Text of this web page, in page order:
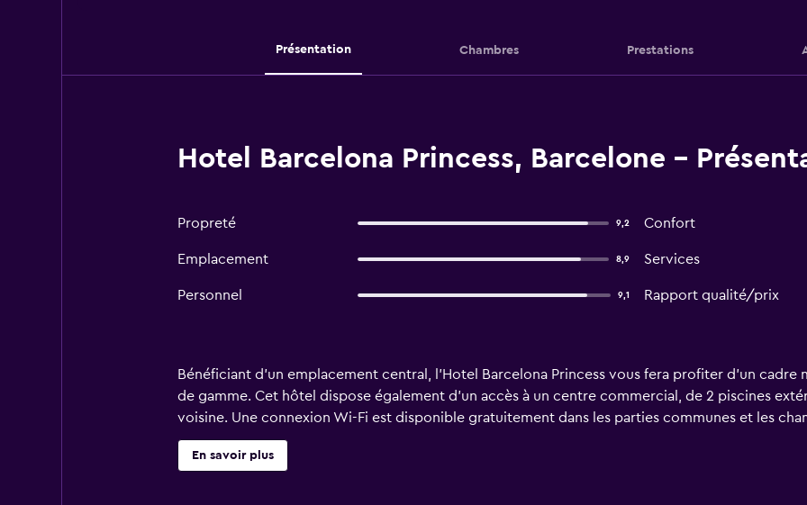
Présentation Chambres Prestations
Hotel Barcelona Princess, Barcelone -
Propreté 9,2 Confort
Emplacement 8,9 Services
Personnel 9,1 Rapport qualité/prix
Bénéficiant d'un emplacement central, l'Hotel Barcelona Princess vous fera profiter d'un
de gamme. Cet hôtel dispose également d'un accès à un centre commercial, de 2 piscines
voisine. Une connexion Wi-Fi est disponible gratuitement dans les parties communes et les
L'hôtel propose un service de navette pour une somme modique si vous voulez partir à la
parking en libre-service à l'hôtel pour un tarif modique. Faites une pause avec les services de
En savoir plus